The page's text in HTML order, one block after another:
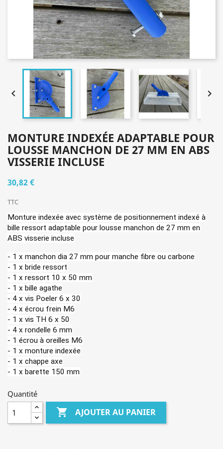
 
MONTURE INDEXÉE ADAPTABLE POUR
LOUSSE MANCHON DE 27 MM EN ABS
VISSERIE INCLUSE
30,82 €
TTC
Monture indexée avec système de positionnement indexé à
bille ressort adaptable pour lousse manchon de 27 mm en
ABS visserie incluse
- 1 x manchon dia 27 mm pour manche fibre ou carbone
- 1 x bride ressort
- 1 x ressort 10 x 50 mm
- 1 x bille agathe
- 4 x vis Poeler 6 x 30
- 4 x écrou frein M6
- 1 x vis TH 6 x 50
- 4 x rondelle 6 mm
- 1 écrou à oreilles M6
- 1 x monture indexée
- 1 x chappe axe
- 1 x barette 150 mm
Quantité
 AJOUTER AU PANIER